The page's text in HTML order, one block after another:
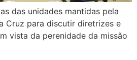
das unidades mantidas pela
Cruz para discutir diretrizes e
vista da perenidade da missão